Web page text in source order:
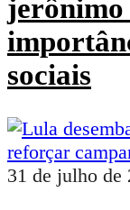
jerônimo
sociais
31 de julho de